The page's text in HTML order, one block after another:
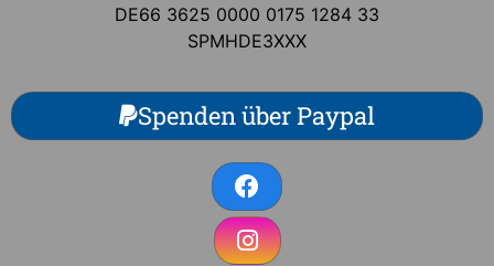
DE66 3625 0000 0175 1284 33
SPMHDE3XXX
Spenden über Paypal